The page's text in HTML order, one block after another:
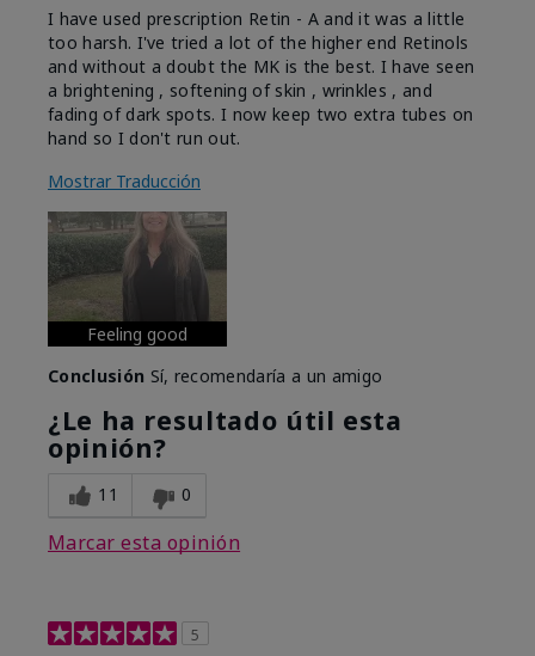
I have used prescription Retin - A and it was a little
too harsh. I've tried a lot of the higher end Retinols
and without a doubt the MK is the best. I have seen
a brightening , softening of skin , wrinkles , and
fading of dark spots. I now keep two extra tubes on
hand so I don't run out.
Mostrar Traducción
Feeling good
Conclusión Sí, recomendaría a un amigo
¿Le ha resultado útil esta
opinión?
11 0
Marcar esta opinión
5